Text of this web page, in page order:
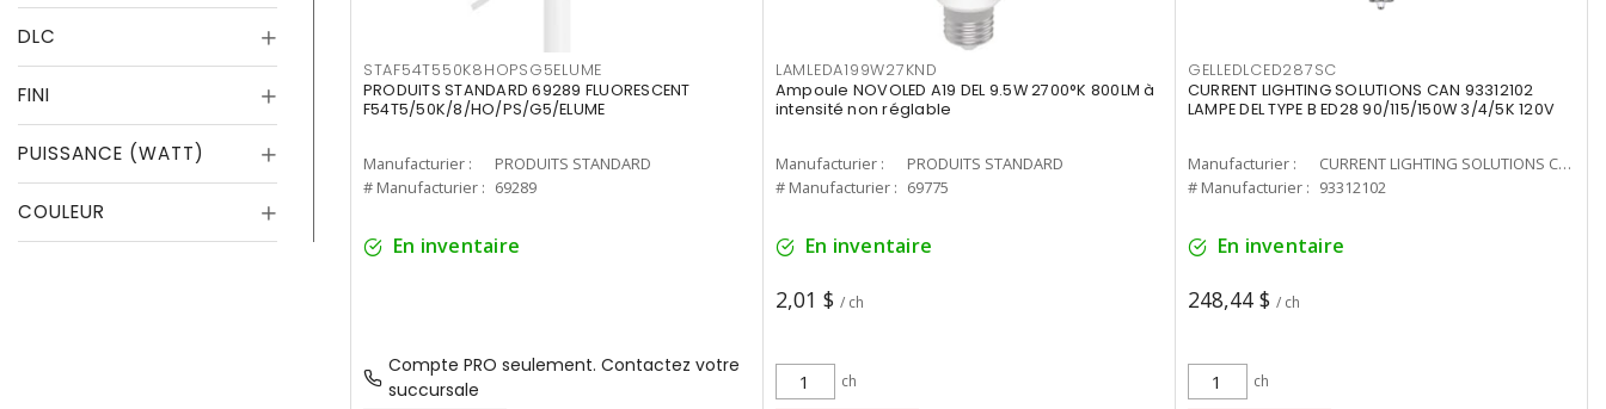
DLC
FINI
PUISSANCE (WATT)
COULEUR
STAF54T550K8HOPSG5ELUME
PRODUITS STANDARD 69289 FLUORESCENT
F54T5/50K/8/HO/PS/G5/ELUME
Manufacturier :
PRODUITS STANDARD
# Manufacturier : 69289
En inventaire
Compte PRO seulement. Contactez votre
succursale
LAMLEDA199W27KND
Ampoule NOVOLED A19 DEL 9.5W 2700°K 800LM à
intensité non réglable
Manufacturier :
PRODUITS STANDARD
# Manufacturier : 69775
En inventaire
2,01 $ / ch
ch
GELLEDLCED287SC
CURRENT LIGHTING SOLUTIONS CAN 93312102
LAMPE DEL TYPE B ED28 90/115/150W 3/4/5K 120V
Manufacturier :
CURRENT LIGHTING SOLUTIONS CAN
# Manufacturier : 93312102
En inventaire
248,44 $ / ch
ch